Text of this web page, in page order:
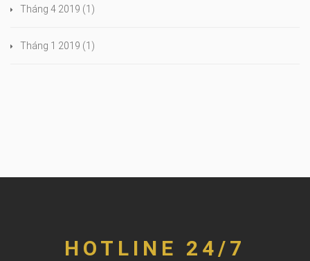
Tháng 4 2019 (1)
Tháng 1 2019 (1)
HOTLINE 24/7